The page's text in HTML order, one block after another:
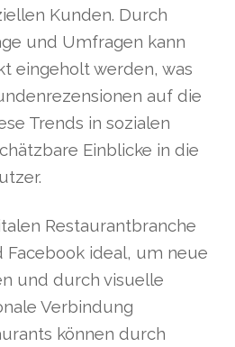
Kunden. Durch
und Umfragen kann
eingeholt werden, was
auf die
Trends in sozialen
Einblicke in die
Restaurantbranche
Facebook ideal, um neue
und durch visuelle
Verbindung
können durch